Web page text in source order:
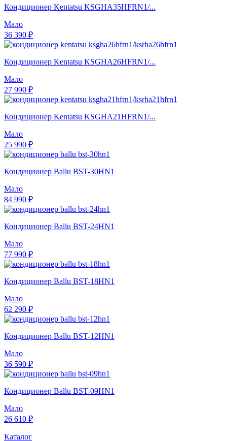
Кондиционер Kentatsu KSGHA35HFRN1/...
Мало
36 390 ₽
Кондиционер Kentatsu KSGHA26HFRN1/...
Мало
27 990 ₽
Кондиционер Kentatsu KSGHA21HFRN1/...
Мало
25 990 ₽
Кондиционер Ballu BST-30HN1
Мало
84 990 ₽
Кондиционер Ballu BST-24HN1
Мало
77 990 ₽
Кондиционер Ballu BST-18HN1
Мало
62 290 ₽
Кондиционер Ballu BST-12HN1
Мало
36 590 ₽
Кондиционер Ballu BST-09HN1
Мало
26 610 ₽
Каталог